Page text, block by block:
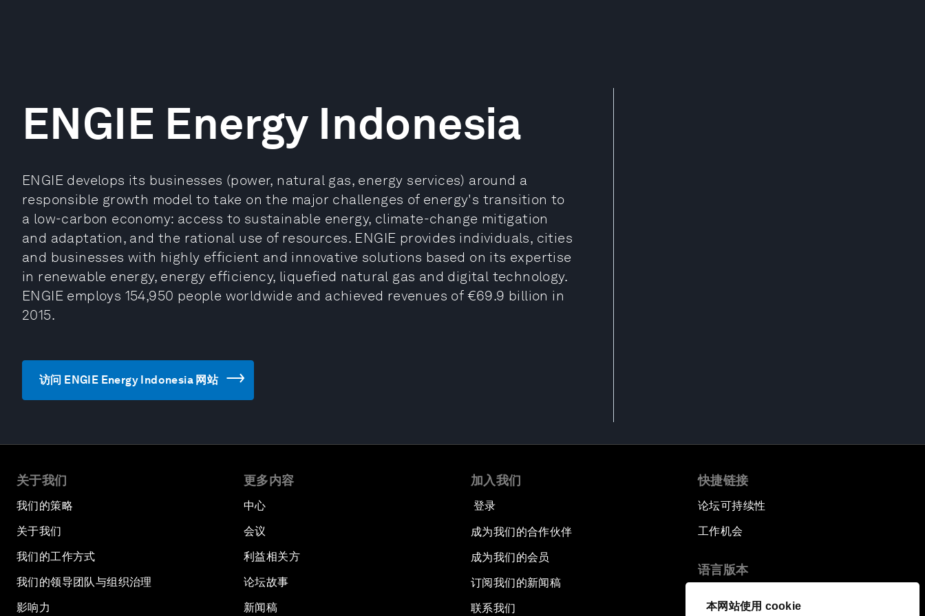
本网站使用 cookie
ENGIE Energy Indonesia
ENGIE develops its businesses (power, natural gas, energy services) around a
responsible growth model to take on the major challenges of energy's transition to
a low-carbon economy: access to sustainable energy, climate-change mitigation
and adaptation, and the rational use of resources. ENGIE provides individuals, cities
and businesses with highly efficient and innovative solutions based on its expertise
in renewable energy, energy efficiency, liquefied natural gas and digital technology.
ENGIE employs 154,950 people worldwide and achieved revenues of €69.9 billion in
2015.
访问 ENGIE Energy Indonesia 网站
关于我们
我们的策略
关于我们
我们的工作方式
我们的领导团队与组织治理
影响力
更多内容
中心
会议
利益相关方
论坛故事
新闻稿
加入我们
登录
成为我们的合作伙伴
成为我们的会员
订阅我们的新闻稿
联系我们
快捷链接
论坛可持续性
工作机会
语言版本